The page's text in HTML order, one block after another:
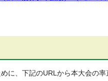
に、下記のURLから本大会の